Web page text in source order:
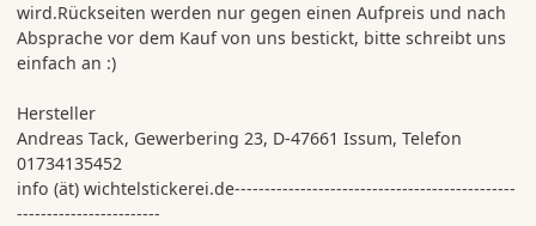
wird.Rückseiten werden nur gegen einen Aufpreis und nach
Absprache vor dem Kauf von uns bestickt, bitte schreibt uns
einfach an :)
Hersteller
Andreas Tack, Gewerbering 23, D-47661 Issum, Telefon
01734135452
info (ät) wichtelstickerei.de-----------------------------------------------
------------------------